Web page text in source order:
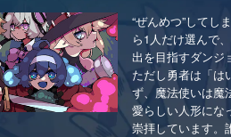
“ぜんめつ”してし
ら1人だけ選んで
出を目指すダンジ
ただし勇者は「は
ず、魔法使いは魔
愛らしい人形にな
崇拝しています。